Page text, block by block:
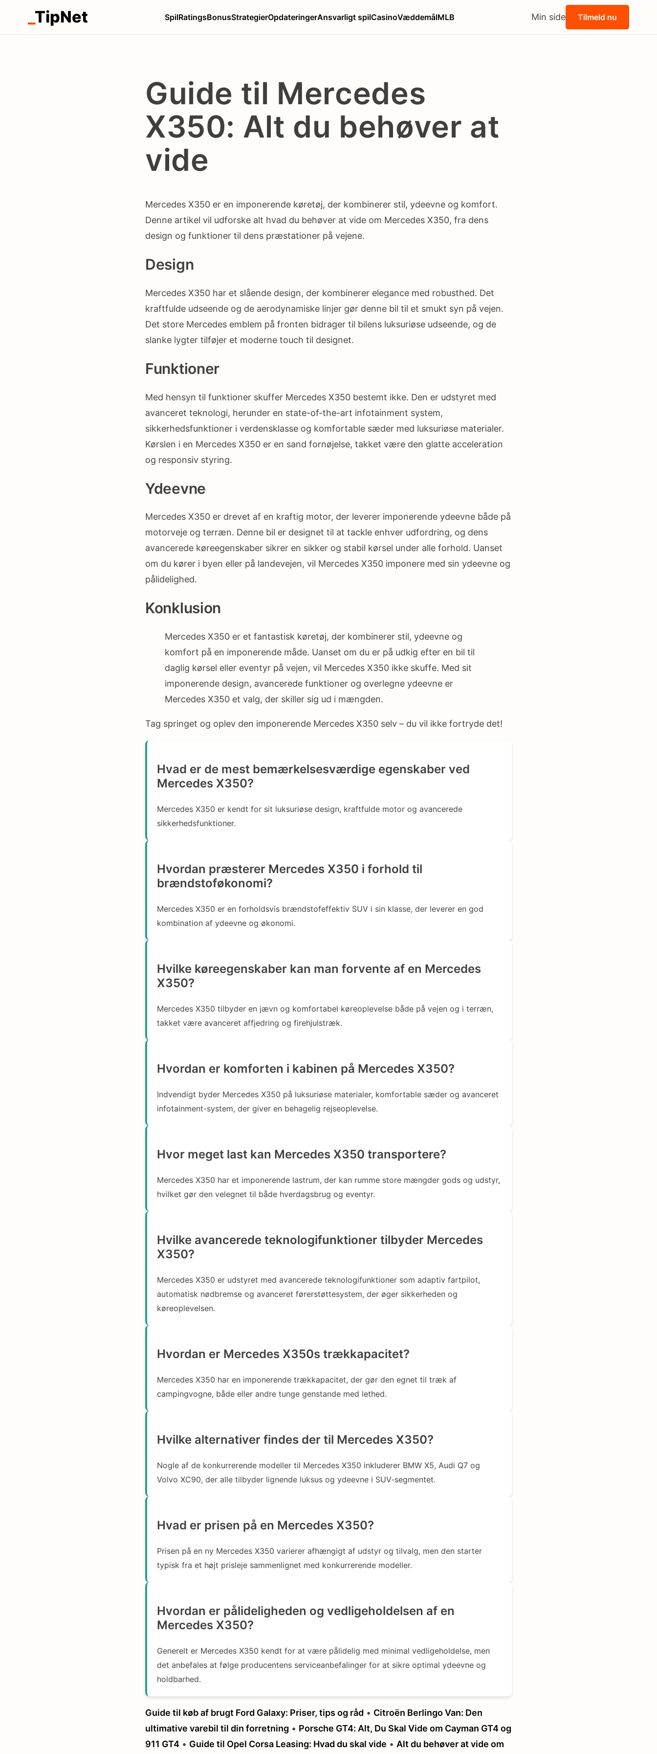
TipNet SpilRatingsBonusStrategierOpdateringerAnsvarligt spilCasinoVæddemålMLB Min side Tilmeld nu
Guide til Mercedes
X350: Alt du behøver at
vide
Mercedes X350 er en imponerende køretøj, der kombinerer stil, ydeevne og komfort.
Denne artikel vil udforske alt hvad du behøver at vide om Mercedes X350, fra dens
design og funktioner til dens præstationer på vejene.
Design
Mercedes X350 har et slående design, der kombinerer elegance med robusthed. Det
kraftfulde udseende og de aerodynamiske linjer gør denne bil til et smukt syn på vejen.
Det store Mercedes emblem på fronten bidrager til bilens luksuriøse udseende, og de
slanke lygter tilføjer et moderne touch til designet.
Funktioner
Med hensyn til funktioner skuffer Mercedes X350 bestemt ikke. Den er udstyret med
avanceret teknologi, herunder en state-of-the-art infotainment system,
sikkerhedsfunktioner i verdensklasse og komfortable sæder med luksuriøse materialer.
Kørslen i en Mercedes X350 er en sand fornøjelse, takket være den glatte acceleration
og responsiv styring.
Ydeevne
Mercedes X350 er drevet af en kraftig motor, der leverer imponerende ydeevne både på
motorveje og terræn. Denne bil er designet til at tackle enhver udfordring, og dens
avancerede køreegenskaber sikrer en sikker og stabil kørsel under alle forhold. Uanset
om du kører i byen eller på landevejen, vil Mercedes X350 imponere med sin ydeevne og
pålidelighed.
Konklusion
Mercedes X350 er et fantastisk køretøj, der kombinerer stil, ydeevne og
komfort på en imponerende måde. Uanset om du er på udkig efter en bil til
daglig kørsel eller eventyr på vejen, vil Mercedes X350 ikke skuffe. Med sit
imponerende design, avancerede funktioner og overlegne ydeevne er
Mercedes X350 et valg, der skiller sig ud i mængden.
Tag springet og oplev den imponerende Mercedes X350 selv – du vil ikke fortryde det!
Hvad er de mest bemærkelsesværdige egenskaber ved
Mercedes X350?
Mercedes X350 er kendt for sit luksuriøse design, kraftfulde motor og avancerede
sikkerhedsfunktioner.
Hvordan præsterer Mercedes X350 i forhold til
brændstoføkonomi?
Mercedes X350 er en forholdsvis brændstofeffektiv SUV i sin klasse, der leverer en god
kombination af ydeevne og økonomi.
Hvilke køreegenskaber kan man forvente af en Mercedes
X350?
Mercedes X350 tilbyder en jævn og komfortabel køreoplevelse både på vejen og i terræn,
takket være avanceret affjedring og firehjulstræk.
Hvordan er komforten i kabinen på Mercedes X350?
Indvendigt byder Mercedes X350 på luksuriøse materialer, komfortable sæder og avanceret
infotainment-system, der giver en behagelig rejseoplevelse.
Hvor meget last kan Mercedes X350 transportere?
Mercedes X350 har et imponerende lastrum, der kan rumme store mængder gods og udstyr,
hvilket gør den velegnet til både hverdagsbrug og eventyr.
Hvilke avancerede teknologifunktioner tilbyder Mercedes
X350?
Mercedes X350 er udstyret med avancerede teknologifunktioner som adaptiv fartpilot,
automatisk nødbremse og avanceret førerstøttesystem, der øger sikkerheden og
køreoplevelsen.
Hvordan er Mercedes X350s trækkapacitet?
Mercedes X350 har en imponerende trækkapacitet, der gør den egnet til træk af
campingvogne, både eller andre tunge genstande med lethed.
Hvilke alternativer findes der til Mercedes X350?
Nogle af de konkurrerende modeller til Mercedes X350 inkluderer BMW X5, Audi Q7 og
Volvo XC90, der alle tilbyder lignende luksus og ydeevne i SUV-segmentet.
Hvad er prisen på en Mercedes X350?
Prisen på en ny Mercedes X350 varierer afhængigt af udstyr og tilvalg, men den starter
typisk fra et højt prisleje sammenlignet med konkurrerende modeller.
Hvordan er pålideligheden og vedligeholdelsen af en
Mercedes X350?
Generelt er Mercedes X350 kendt for at være pålidelig med minimal vedligeholdelse, men
det anbefales at følge producentens serviceanbefalinger for at sikre optimal ydeevne og
holdbarhed.
Guide til køb af brugt Ford Galaxy: Priser, tips og råd • Citroën Berlingo Van: Den
ultimative varebil til din forretning • Porsche GT4: Alt, Du Skal Vide om Cayman GT4 og
911 GT4 • Guide til Opel Corsa Leasing: Hvad du skal vide • Alt du behøver at vide om